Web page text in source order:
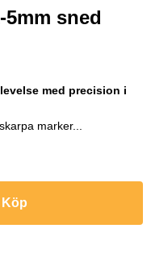
5mm sned
med precision i
marker...
Köp